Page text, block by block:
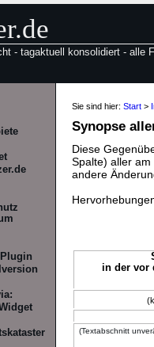
- tagaktuell konsolidiert - alle
Sie sind hier: Start >
Synopse
Diese
Spalte) aller
andere
in der vor
(Textabschnitt